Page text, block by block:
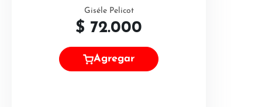
Giséle Pelicot
$ 72.000
Agregar